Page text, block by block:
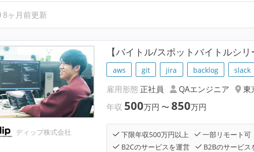
8ヶ月前更新
ディップ株式会社
【バイトル/スポットバイトルシ
aws git jira backlog slack
雇用形態 正社員 QAエンジニア
東
年収 500万円 〜850万円
下限年収500万円以上 一部リモート可
B2Cのサービスを運営
B2Bのサービス